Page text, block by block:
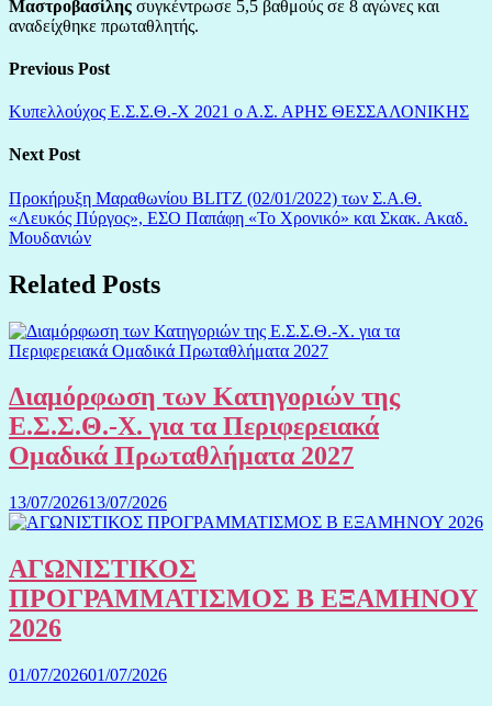
Μαστροβασίλης συγκέντρωσε 5,5 βαθμούς σε 8 αγώνες και
αναδείχθηκε πρωταθλητής.
Previous Post
Κυπελλούχος Ε.Σ.Σ.Θ.-Χ 2021 ο Α.Σ. ΑΡΗΣ ΘΕΣΣΑΛΟΝΙΚΗΣ
Next Post
Προκήρυξη Μαραθωνίου BLITZ (02/01/2022) των Σ.Α.Θ.
«Λευκός Πύργος», ΕΣΟ Παπάφη «Το Χρονικό» και Σκακ. Ακαδ.
Μουδανιών
Related Posts
Διαμόρφωση των Κατηγοριών της
Ε.Σ.Σ.Θ.-Χ. για τα Περιφερειακά
Ομαδικά Πρωταθλήματα 2027
13/07/202613/07/2026
ΑΓΩΝΙΣΤΙΚΟΣ
ΠΡΟΓΡΑΜΜΑΤΙΣΜΟΣ Β ΕΞΑΜΗΝΟΥ
2026
01/07/202601/07/2026